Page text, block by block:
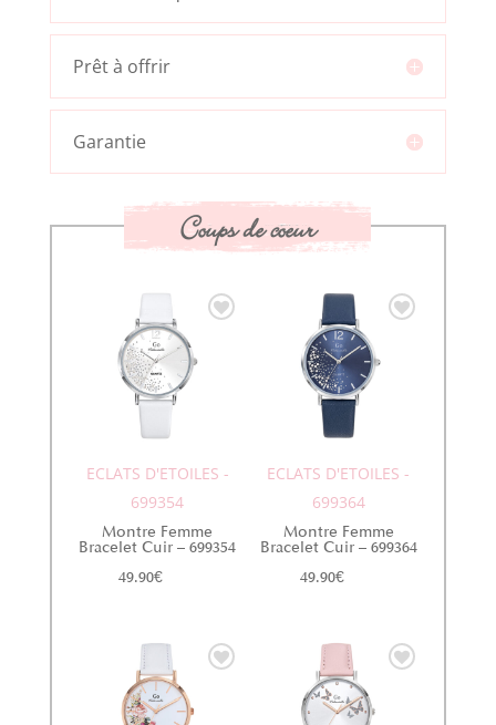
Prêt à offrir
Garantie
Coups de coeur
ECLATS D'ETOILES -
699354
Montre Femme
Bracelet Cuir – 699354
49.90€
ECLATS D'ETOILES -
699364
Montre Femme
Bracelet Cuir – 699364
49.90€